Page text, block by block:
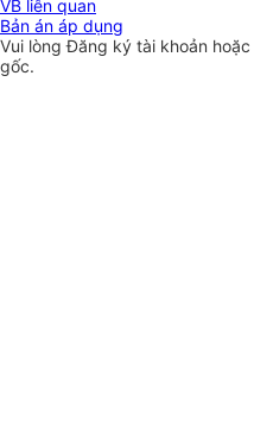
VB liên quan
Bản án áp dụng
Vui lòngĐăng ký tài khoản hoặc
gốc.